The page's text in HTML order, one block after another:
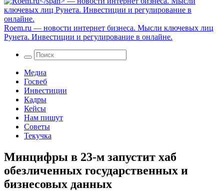
Roem.ru — новости интернет бизнеса. Мысли ключевых лиц
Рунета. Инвестиции и регулирование в онлайне.
Медиа
Госвеб
Инвестиции
Кадры
Кейсы
Нам пишут
Советы
Текучка
Минцифры в 23-м запустит хаб
обезличенных государственных и
бизнесовых данных